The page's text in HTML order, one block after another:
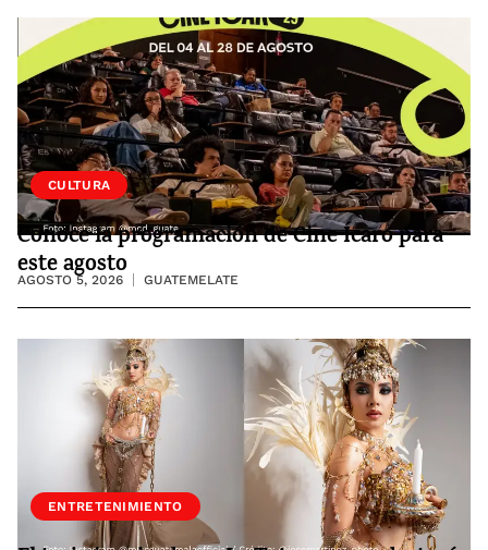
CULTURA
Conoce la programación de Cine Ícaro para
este agosto
AGOSTO 5, 2026 GUATEMELATE
ENTRETENIMIENTO